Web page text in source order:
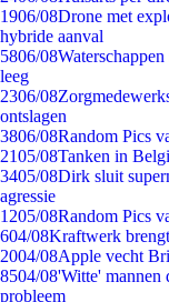
1906/08Drone met
hybride aanval
5806/08
leeg
2306/08
ontslagen
3806/08Random Pics
2105/08Tanken in
3405/08Dirk sluit
agressie
1205/08Random Pics
604/08Kraftwerk
2004/08Apple vecht
8504/08'Witte' mannen
probleem